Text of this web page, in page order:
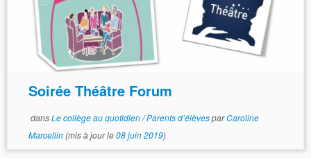
Soirée Théâtre Forum
dansLe collège au quotidien/Parents d’élèvesparCaroline
Marcellin(mis à jour le08 juin 2019)